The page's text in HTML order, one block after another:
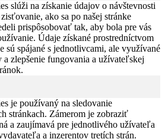
slúži na získanie údajov o návštevnosti
ako sa po našej stránke
prispôsobovať tak, aby bola pre vás
Údaje získané prostredníctvom
sú spájané s jednotlivcami, ale využívané
a zlepšenie fungovania a užívateľskej
je používaný na sledovanie
stránkach. Zámerom je zobraziť
a zaujímavá pre jednotlivého užívateľa
a inzerentov tretích strán.